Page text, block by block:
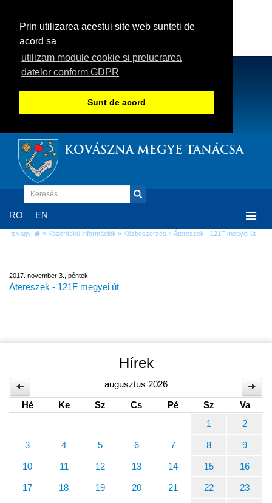
Prin utilizarea acestui site web sunteti de
acord sa
utilizam module cookie si prelucrarea
datelor conform GDPR
Sunt de acord
KOVÁSZNA MEGYE TANÁCSA
RO EN
Itt vagy: » Közérdekű információk » Közbeszerzés » Átereszek - 121F megyei út
2017. november 3., péntek
Átereszek - 121F megyei út
Hírek
augusztus 2026
Hé
Ke Sz Cs Pé Sz
Va
1
2
3 4 5 6 7 8 9
10 11 12 13 14 15 16
17 18 19 20 21 22 23